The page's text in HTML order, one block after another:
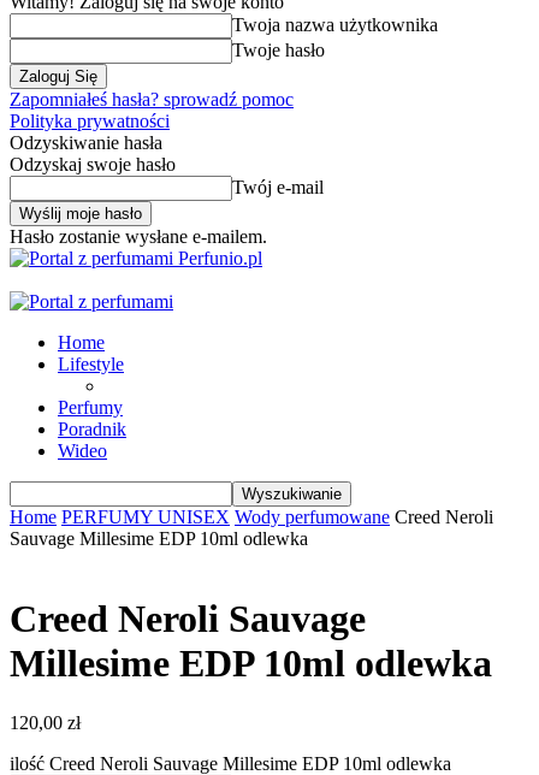
Twoja nazwa użytkownika
Twoje hasło
Zapomniałeś hasła? sprowadź pomoc
Polityka prywatności
Odzyskiwanie hasła
Odzyskaj swoje hasło
Twój e-mail
Hasło zostanie wysłane e-mailem.
Perfunio.pl
Home
Lifestyle
Perfumy
Poradnik
Wideo
Home PERFUMY UNISEX Wody perfumowane Creed Neroli
Sauvage Millesime EDP 10ml odlewka
Creed Neroli Sauvage
Millesime EDP 10ml odlewka
120,00 zł
ilość Creed Neroli Sauvage Millesime EDP 10ml odlewka